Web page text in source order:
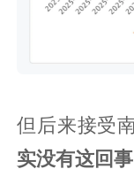
但后来接受
实没有这回